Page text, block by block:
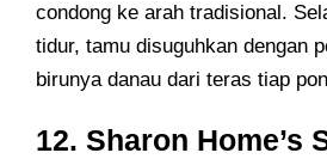
condong ke arah tradisional.
tidur, tamu disuguhkan dengan
birunya danau dari teras tiap
12. Sharon Home’s